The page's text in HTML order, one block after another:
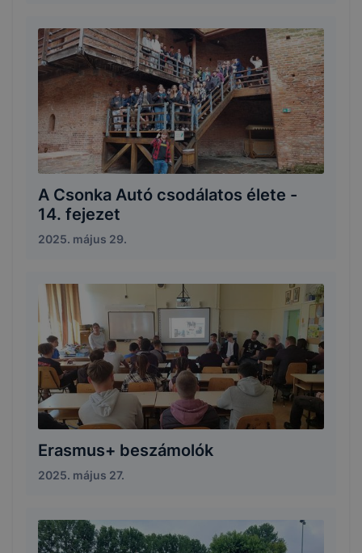
A Csonka Autó csodálatos élete -
14. fejezet
2025. május 29.
Erasmus+ beszámolók
2025. május 27.